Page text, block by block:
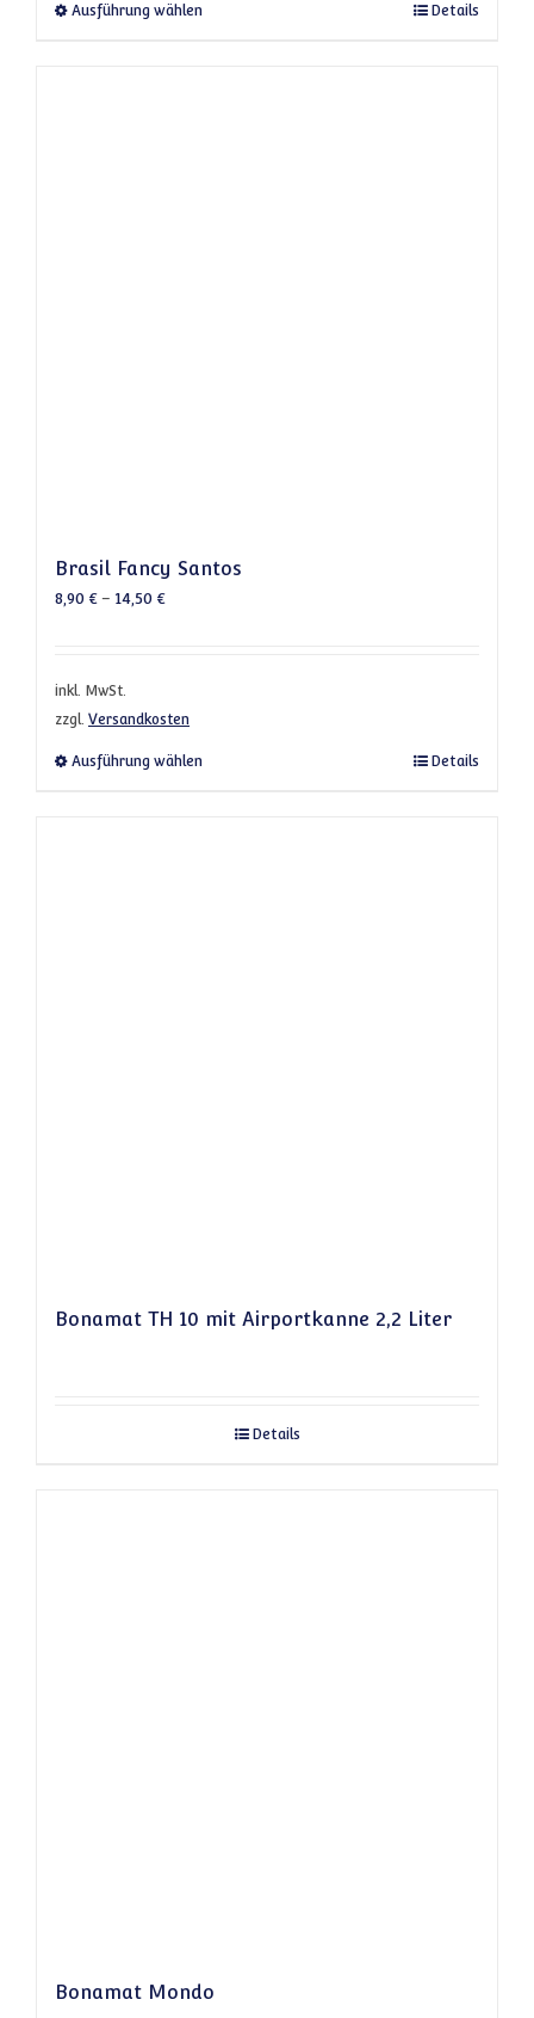
Ausführung wählen Dieses Produkt weist mehrere Varianten
Details
Brasil Fancy Santos
8,90 €– 14,50 €
inkl. MwSt.
zzgl. Versandkosten
Ausführung wählen Dieses Produkt weist mehrere Varianten
Details
Bonamat TH 10 mit Airportkanne 2,2 Liter
Details
Bonamat Mondo